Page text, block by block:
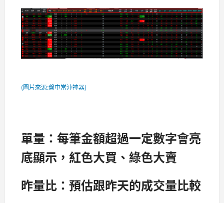
(圖片來源:盤中當沖神器)
單量：每筆金額超過一定數字會亮
底顯示，紅色大買、綠色大賣
昨量比：預估跟昨天的成交量比較